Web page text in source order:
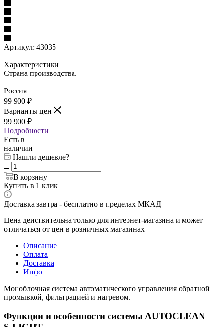
Артикул: 43035
Характеристики
Страна производства.
—
Россия
99 900 ₽
Варианты цен
99 900 ₽
Подробности
Есть в
наличии
Нашли дешевле?
В корзину
Купить в 1 клик
Доставка завтра - бесплатно в пределах МКАД
Цена действительна только для интернет-магазина и может
отличаться от цен в розничных магазинах
Описание
Оплата
Доставка
Инфо
Моноблочная система автоматического управления обратной
промывкой, фильтрацией и нагревом.
Функции и особенности системы AUTOCLEAN